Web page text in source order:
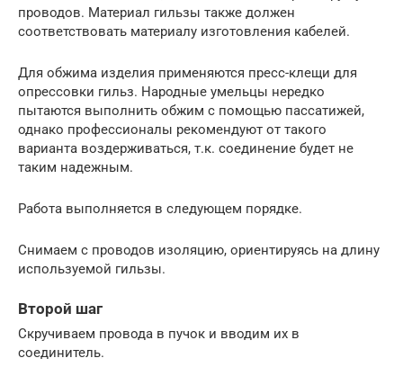
проводов. Материал гильзы также должен
соответствовать материалу изготовления кабелей.
Для обжима изделия применяются пресс-клещи для
опрессовки гильз. Народные умельцы нередко
пытаются выполнить обжим с помощью пассатижей,
однако профессионалы рекомендуют от такого
варианта воздерживаться, т.к. соединение будет не
таким надежным.
Работа выполняется в следующем порядке.
Снимаем с проводов изоляцию, ориентируясь на длину
используемой гильзы.
Второй шаг
Скручиваем провода в пучок и вводим их в
соединитель.